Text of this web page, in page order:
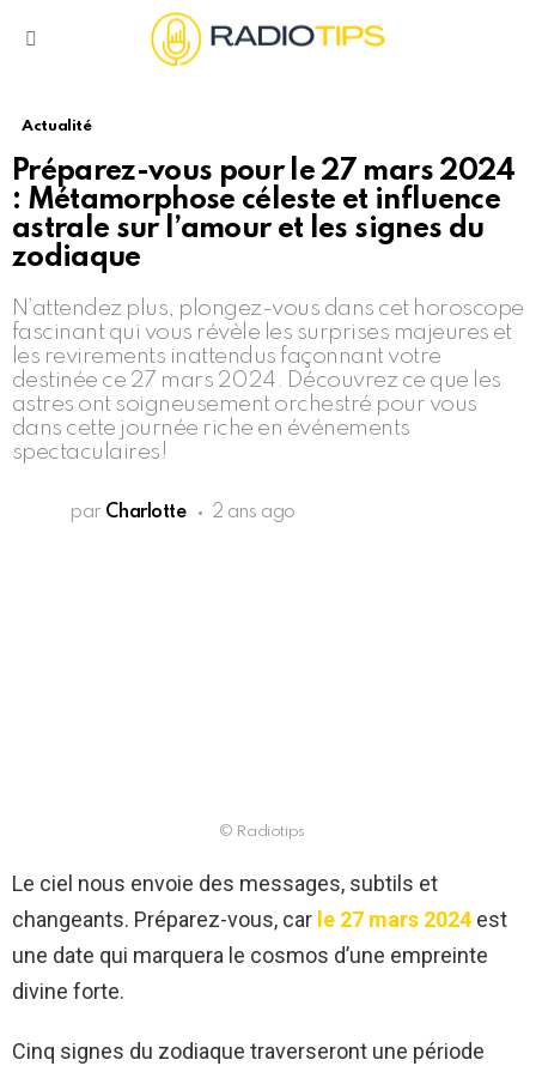
Actualité
Préparez-vous pour le 27 mars 2024
: Métamorphose céleste et influence
astrale sur l’amour et les signes du
zodiaque
N’attendez plus, plongez-vous dans cet horoscope
fascinant qui vous révèle les surprises majeures et
les revirements inattendus façonnant votre
destinée ce 27 mars 2024. Découvrez ce que les
astres ont soigneusement orchestré pour vous
dans cette journée riche en événements
spectaculaires!
par Charlotte 2 ans ago
© Radiotips
Le ciel nous envoie des messages, subtils et
changeants. Préparez-vous, car le 27 mars 2024 est
une date qui marquera le cosmos d’une empreinte
divine forte.
Cinq signes du zodiaque traverseront une période